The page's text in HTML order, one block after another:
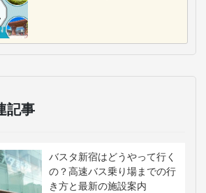
記事
バスタ新宿はどうやって行く
の？高速バス乗り場までの行
き方と最新の施設案内